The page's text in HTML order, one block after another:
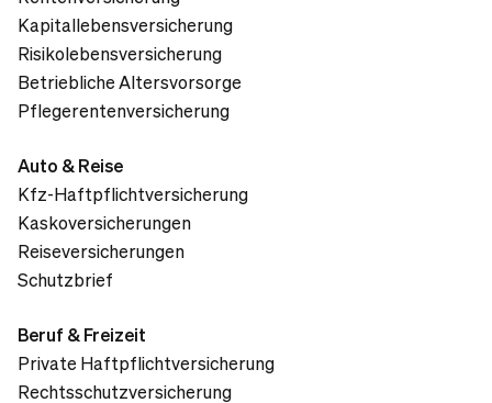
Kapitallebensversicherung
Risikolebensversicherung
Betriebliche Altersvorsorge
Pflegerentenversicherung
Auto & Reise
Kfz-Haftpflichtversicherung
Kaskoversicherungen
Reiseversicherungen
Schutzbrief
Beruf & Freizeit
Private Haftpflichtversicherung
Rechtsschutzversicherung